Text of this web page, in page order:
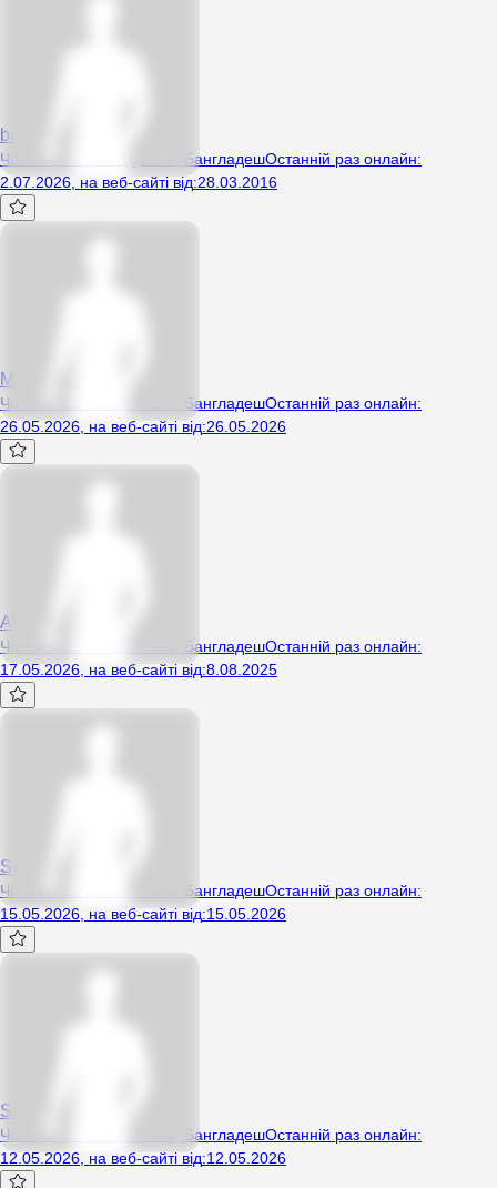
bolec30
Чоловік, 36 років, gdzies, БангладешОстанній раз онлайн:
2.07.2026 на веб-сайті від:28.03.2016
Mahhjj
Чоловік, 23 років, Dhaka, БангладешОстанній раз онлайн:
26.05.2026 на веб-сайті від:26.05.2026
AbuH
Чоловік, 29 років, Dhaka, БангладешОстанній раз онлайн:
17.05.2026, на веб-сайті від:8.08.2025
SamiulRH
Чоловік, 26 років, Dhaka, БангладешОстанній раз онлайн:
15.05.2026 на веб-сайті від:15.05.2026
Superdad
Чоловік, 29 років, Dhaka, БангладешОстанній раз онлайн:
12.05.2026 на веб-сайті від:12.05.2026